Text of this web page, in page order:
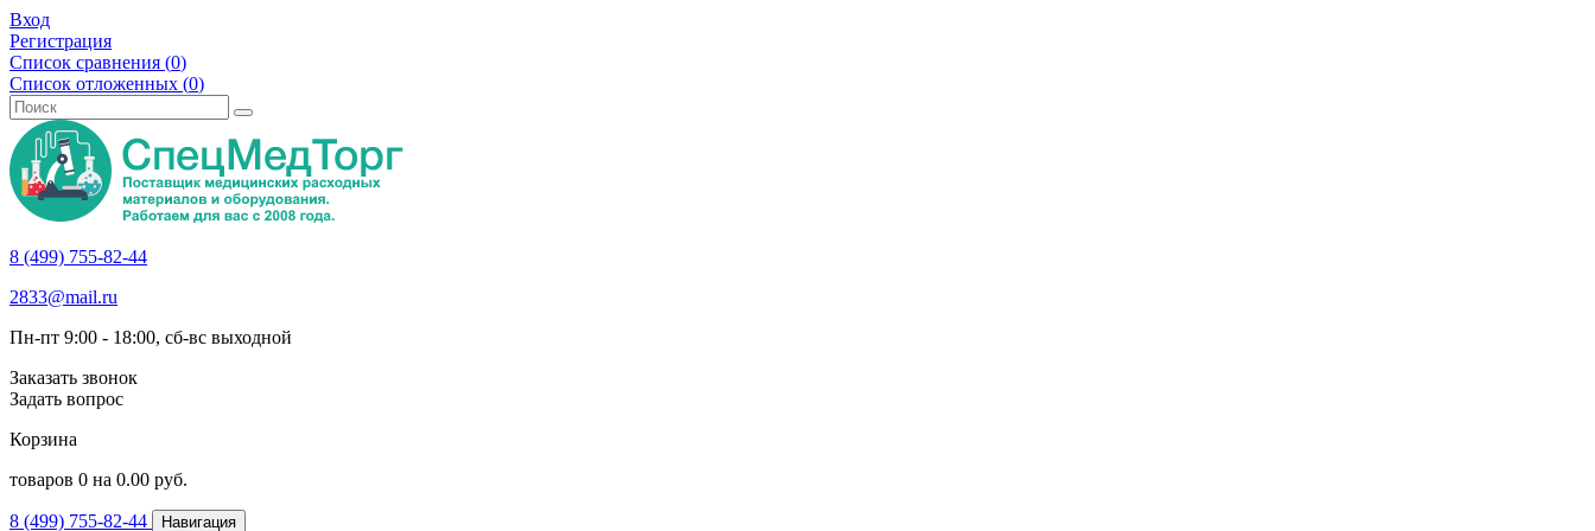
Вход
Регистрация
Список сравнения (0)
Список отложенных (0)
8 (499) 755-82-44
2833@mail.ru
Пн-пт 9:00 - 18:00, сб-вс выходной
Заказать звонок
Задать вопрос
Корзина
товаров 0 на 0.00 руб.
8 (499) 755-82-44 Навигация